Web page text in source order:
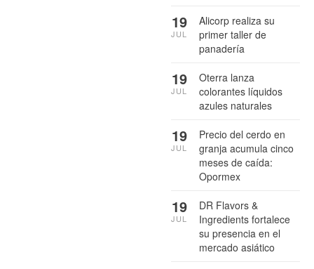
Alicorp realiza su
primer taller de
panadería
19
JUL
Oterra lanza
colorantes líquidos
azules naturales
19
JUL
Precio del cerdo en
granja acumula cinco
meses de caída:
Opormex
19
JUL
DR Flavors &
Ingredients fortalece
su presencia en el
mercado asiático
19
JUL